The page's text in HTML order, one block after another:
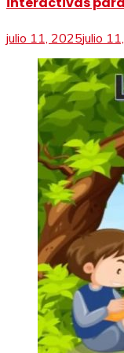
julio 11, 2025julio